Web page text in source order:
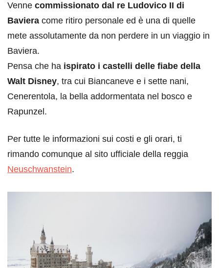
Venne commissionato dal re Ludovico II di
Baviera come ritiro personale ed è una di quelle
mete assolutamente da non perdere in un viaggio in
Baviera.
Pensa che ha ispirato i castelli delle fiabe della
Walt Disney, tra cui Biancaneve e i sette nani,
Cenerentola, la bella addormentata nel bosco e
Rapunzel.
Per tutte le informazioni sui costi e gli orari, ti
rimando comunque al sito ufficiale della reggia
Neuschwanstein.